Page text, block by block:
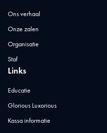
Ons verhaal
Onze zalen
Organisatie
Staf
Links
Educatie
Glorious Luxorious
Kassa informatie